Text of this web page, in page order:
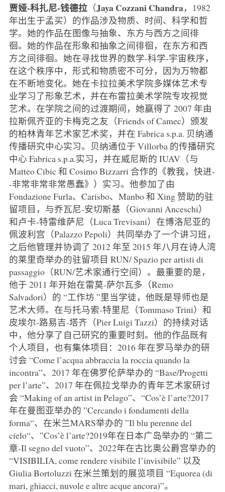
贾娅-科扎尼-钱德拉（Jaya Cozzani Chandra，1982
年出生于孟买）的作品涉及物质、时间、科学和哲
学。她的作品在图像与抽象、东方与西方之间徘
徊。她的作品在形象和抽象之间徘徊，在东方和西
方之间徘徊。她在寻找世界的数学-科学-宇宙秩序，
在这个秩序中，形式和物质密不可分，因为万物都
在不断地变化。她在卡拉拉美术学院多媒体艺术专
业学习了形象艺术，并在布雷拉美术学院专攻视觉
艺术。在学院之间的过渡期间，她赢得了 2007 年由
拉斯佩齐亚的卡梅克之友（Friends of Camec）颁发
的柏林青年艺术家艺术奖，并在 Fabrica s.p.a. 贝纳通
传播研究中心实习。贝纳通位于 Villorba 的传播研究
中心 Fabrica s.p.a.实习，并在威尼斯的 IUAV（与
Matteo Cibic 和 Cosimo Bizzarri 合作的《教我，快进-
-非常非常非常愚蠢》）实习。他参加了由
Fondazione Furla、Carisbo、Manbo 和 Xing 赞助的驻
留项目，与乔瓦尼-安切斯基（Giovanni Anceschi）
和卢卡-特雷维萨尼（Luca Trevisani）在博洛尼亚的
佩波利宫（Palazzo Pepoli）共同举办了一个讲习班，
之后他管理并协调了 2012 年至 2015 年八月在诗人湾
的莱里奇举办的驻留项目 RUN/ Spazio per artisti di
passaggio（RUN/艺术家通行空间）。最重要的是，
他于 2011 年开始在雷莫-萨尔瓦多（Remo
Salvadori）的 “工作坊 ”里当学徒，他既是导师也是
艺术大师。在与托马索-特里尼（Tommaso Trini）和
皮埃尔-路易吉-塔齐（Pier Luigi Tazzi）的持续对话
中，他分享了自己研究的重要时刻。他的作品既有
个人项目，也有集体项目：2016 年在罗马举办的研
讨会 “Come l’acqua abbraccia la roccia quando la
incontra”、2017 年在佛罗伦萨举办的 “Base/Progetti
per l’arte”、2017 年在佩拉戈举办的青年艺术家研讨
会 “Making of an artist in Pelago”、“Cos’è l’arte?2017
年在曼图亚举办的 ”Cercando i fondamenti della
forma“、在米兰MARS举办的 ”Il blu perenne del
cielo“、”Cos’è l’arte?2019年在日本广岛举办的 “第二
章-Il segno del vuoto”、2022年在古比奥公爵宫举办的
“VISIBILIA, come rendere visibile l’invisibile” 以及
Giulia Bortoluzzi 在米兰策划的展览项目 “Equorea (di
mari, ghiacci, nuvole e altre acque ancora)”。